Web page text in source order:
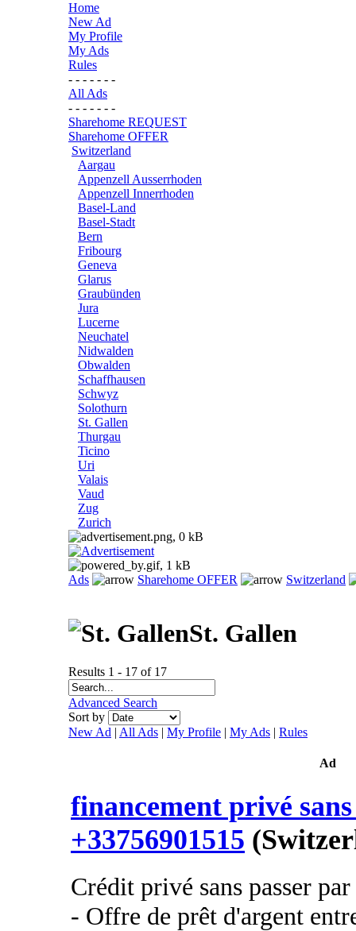
Home
New Ad
My Profile
My Ads
Rules
- - - - - - -
All Ads
- - - - - - -
Sharehome REQUEST
Sharehome OFFER
Switzerland
Aargau
Appenzell Ausserrhoden
Appenzell Innerrhoden
Basel-Land
Basel-Stadt
Bern
Fribourg
Geneva
Glarus
Graubünden
Jura
Lucerne
Neuchatel
Nidwalden
Obwalden
Schaffhausen
Schwyz
Solothurn
St. Gallen
Thurgau
Ticino
Uri
Valais
Vaud
Zug
Zurich
Ads Sharehome OFFER Switzerland
St. Gallen
Results 1 - 17 of 17
Advanced Search
Sort by
New Ad | All Ads | My Profile | My Ads | Rules
Ad
financement privé
+33756901515
Crédit privé sans passer
- Offre de prêt d'argent